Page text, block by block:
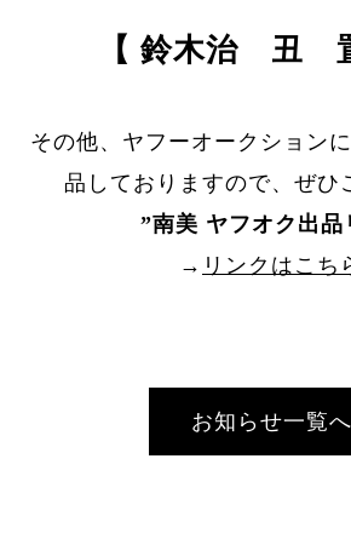
【 鈴木治 丑
その他、ヤフーオークション
品しておりますので、ぜひ
”南美 ヤフオク出品
→ リンクはこち
お知らせ一覧へ